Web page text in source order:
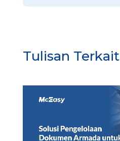
Tulisan Terkait